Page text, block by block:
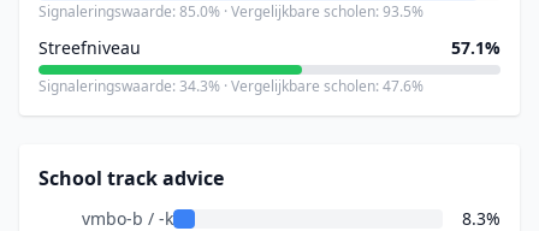
Signaleringswaarde: 85.0% · Vergelijkbare scholen: 93.5%
Streefniveau 57.1%
Signaleringswaarde: 34.3% · Vergelijkbare scholen: 47.6%
School track advice
vmbo-b / -k
8.3%